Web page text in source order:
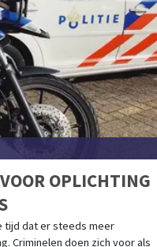
OPLICHTING
tijd dat er steeds meer
Criminelen doen zich voor als